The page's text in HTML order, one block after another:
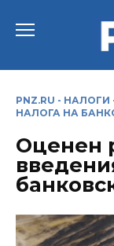
PNZ.RU - НАЛОГИ
НАЛОГА НА
Оценен